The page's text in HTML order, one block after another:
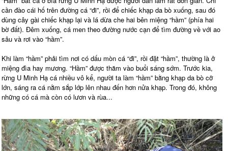
cần đào cái hố trên đường cá “đi”, rồi để chiếc khạp da bò xuống, sau đó
dùng cây gài chiếc khạp lại và lá dừa che hai bên miệng “hầm” (phía hai
bờ đất). Đêm xuống, cá men theo đường nước cạn để tìm đường về với ao
sâu và rơi vào “hầm”.
Khi làm “hầm” phải tìm nơi có dấu mòn cá “đi”, rồi đặt “hầm”, thường là ở
miệng đìa hay mương. “Hầm” được thăm vào buổi sáng sớm. Trước kia,
rừng U Minh Hạ cá nhiều vô kể, người ta làm “hầm” bằng khạp da bò cỡ
lớn, sáng ra cá nằm sắp lớp lên nhau đến hơn nửa khạp. Trong đó, không
những có cá mà còn có lươn và rùa...